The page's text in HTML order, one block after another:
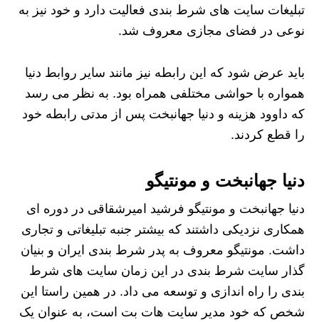
تبلیغات سایت های شرط بندی فعالیت دارد و خود نیز به
نوعی در فضای مجازی معروف شد.
باید عرض شود که این رابطه نیز مانند سایر روابط دنیا
همواره با حواشی مختلفی همراه بود. به نظر می رسد
که داوود هزینه و دنیا جهانبخت پس از مدتی رابطه خود
را قطع کردند.
دنیا جهانبخت و مونتیگو
دنیا جهانبخت و مونتیگو فرشید امیرشقاقی در دوره ای
همکاری نزدیکی داشتند که بیشتر جنبه تبلیغاتی و تجاری
داشت. مونتیگو معروف به پدر شرط بندی ایران و بنیان
گذار سایت شرط بندی در این زمان سایت های شرط
بندی را راه اندازی و توسعه می داد. در همین راستا این
شخص که خود مدیر سایت هات بت است، به عنوان یک